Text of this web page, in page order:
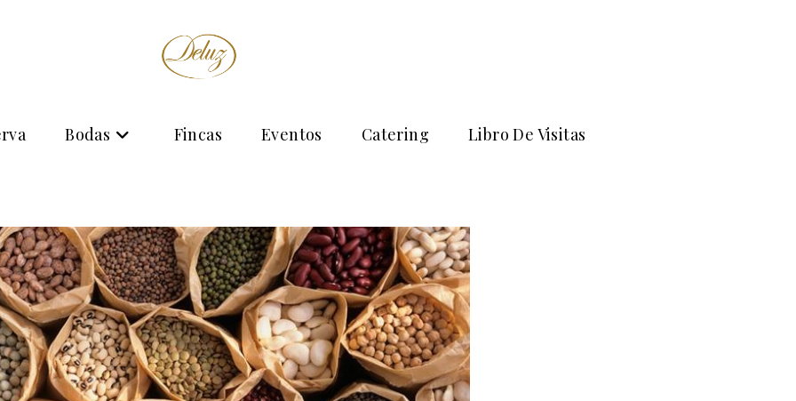
Bodas Fincas Eventos Catering Libro De Visitas